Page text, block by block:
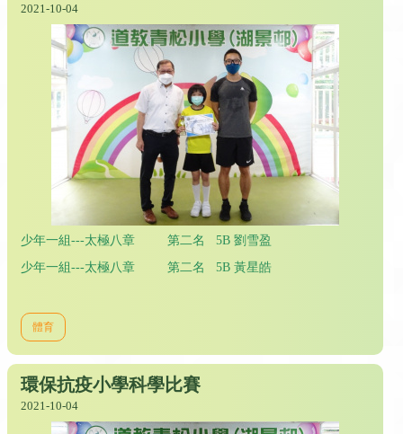
2021-10-04
少年一組---太極八章 第二名 5B 劉雪盈
少年一組---太極八章 第二名 5B 黃星皓
體育
環保抗疫小學科學比賽
2021-10-04